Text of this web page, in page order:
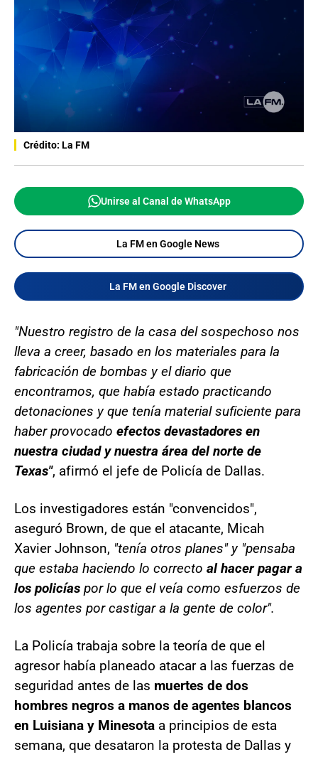
Crédito: La FM
Unirse al Canal de WhatsApp
La FM en Google News
La FM en Google Discover
"Nuestro registro de la casa del sospechoso nos
lleva a creer, basado en los materiales para la
fabricación de bombas y el diario que
encontramos, que había estado practicando
detonaciones y que tenía material suficiente para
haber provocado efectos devastadores en
nuestra ciudad y nuestra área del norte de
Texas", afirmó el jefe de Policía de Dallas.
Los investigadores están "convencidos",
aseguró Brown, de que el atacante, Micah
Xavier Johnson, "tenía otros planes" y "pensaba
que estaba haciendo lo correcto al hacer pagar a
los policías por lo que el veía como esfuerzos de
los agentes por castigar a la gente de color".
La Policía trabaja sobre la teoría de que el
agresor había planeado atacar a las fuerzas de
seguridad antes de las muertes de dos
hombres negros a manos de agentes blancos
en Luisiana y Minesota a principios de esta
semana, que desataron la protesta de Dallas y